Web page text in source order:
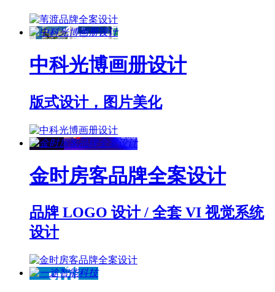
中科光博画册设计
版式设计，图片美化
金时房客品牌全案设计
品牌 LOGO 设计 / 全套 VI 视觉系统
设计